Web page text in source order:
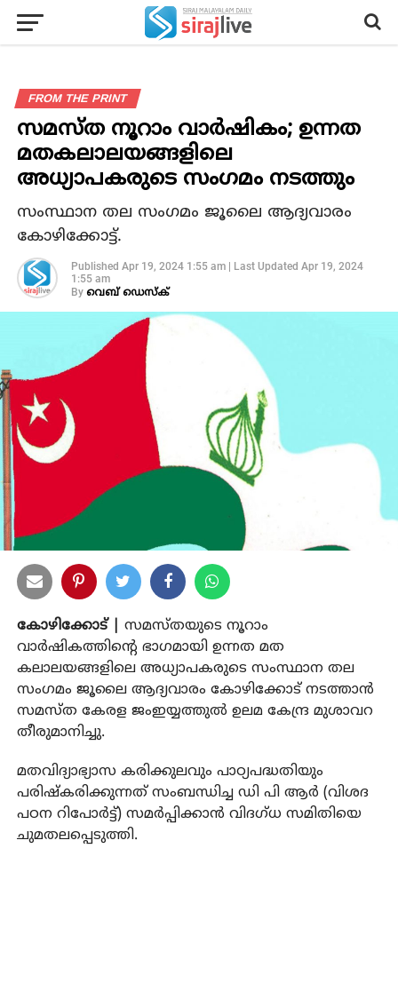
FROM THE PRINT
സമസ്ത നൂറാം വാര്‍ഷികം; ഉന്നത
മതകലാലയങ്ങളിലെ
അധ്യാപകരുടെ സംഗമം നടത്തും
സംസ്ഥാന തല സംഗമം ജൂലൈ ആദ്യവാരം
കോഴിക്കോട്ട്.
Published Apr 19, 2024 1:55 am| Last Updated Apr 19, 2024
1:55 am
By വെബ് ഡെസ്‌ക്
കോഴിക്കോട് | സമസ്തയുടെ നൂറാം
വാര്‍ഷികത്തിന്റെ ഭാഗമായി ഉന്നത മത
കലാലയങ്ങളിലെ അധ്യാപകരുടെ സംസ്ഥാന തല
സംഗമം ജൂലൈ ആദ്യവാരം കോഴിക്കോട് നടത്താന്‍
സമസ്ത കേരള ജംഇയ്യത്തുല്‍ ഉലമ കേന്ദ്ര മുശാവറ
തീരുമാനിച്ചു.
മതവിദ്യാഭ്യാസ കരിക്കുലവും പാഠ്യപദ്ധതിയും
പരിഷ്‌കരിക്കുന്നത് സംബന്ധിച്ച ഡി പി ആര്‍ (വിശദ
പഠന റിപോര്‍ട്ട്) സമര്‍പ്പിക്കാന്‍ വിദഗ്ധ സമിതിയെ
ചുമതലപ്പെടുത്തി.